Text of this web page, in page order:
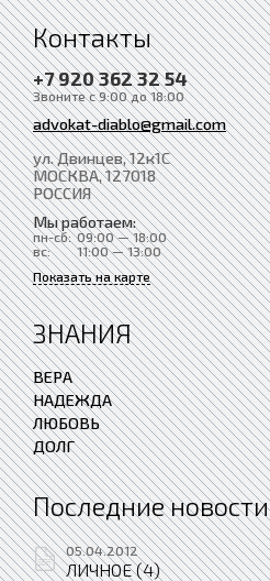
Контакты
+7 920 362 32 54
Звоните с 9:00 до 18:00
advokat-diablo@gmail.com
ул. Двинцев, 12к1С
МОСКВА, 127018
РОССИЯ
Мы работаем:
пн-сб: 09:00 — 18:00
вс:
11:00 — 13:00
Показать на карте
ЗНАНИЯ
ВЕРА
НАДЕЖДА
ЛЮБОВЬ
ДОЛГ
Последние новости
05.04.2012
ЛИЧНОЕ (4)